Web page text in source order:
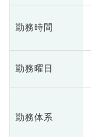
勤務時間
勤務曜日
勤務体系